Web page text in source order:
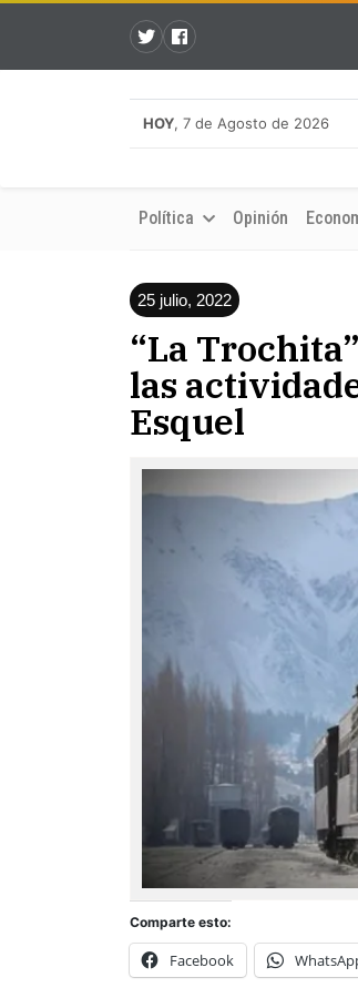
HOY, 7 de Agosto de 2026
Política Opinión
25 julio, 2022
“La
las
Esquel
Comparte esto:
Facebook